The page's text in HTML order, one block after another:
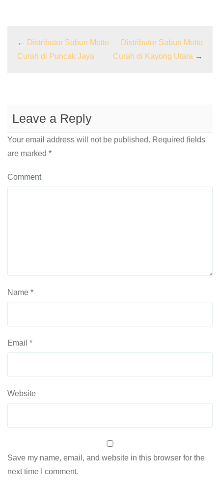
← Distributor Sabun Motto
Curah di Puncak Jaya
Distributor Sabun Motto
Curah di Kayong Utara →
Leave a Reply
Your email address will not be published. Required fields
are marked *
Comment
Name *
Email *
Website
Save my name, email, and website in this browser for the
next time I comment.